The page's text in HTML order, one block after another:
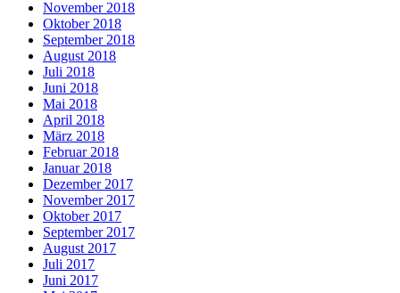
November 2018
Oktober 2018
September 2018
August 2018
Juli 2018
Juni 2018
Mai 2018
April 2018
März 2018
Februar 2018
Januar 2018
Dezember 2017
November 2017
Oktober 2017
September 2017
August 2017
Juli 2017
Juni 2017